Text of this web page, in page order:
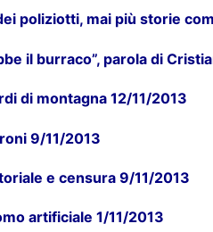
poliziotti, mai più storie
il burraco”, parola di
di montagna 12/11/2013
9/11/2013
e censura 9/11/2013
artificiale 1/11/2013